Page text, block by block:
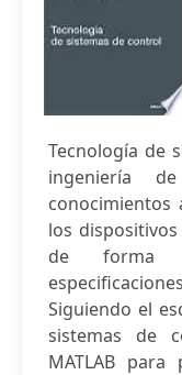
Tecnología de
ingeniería
conocimientos
los
de forma
Siguiendo el
sistemas de
MATLAB